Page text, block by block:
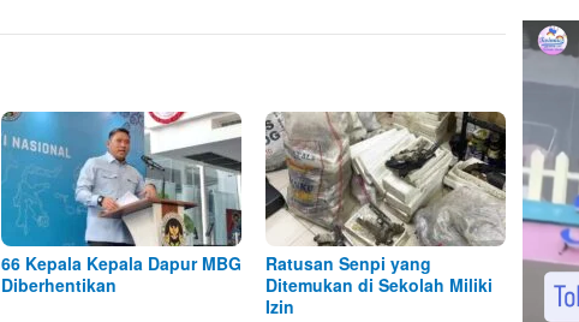
66 Kepala Kepala Dapur MBG
Diberhentikan
Ratusan Senpi yang
Ditemukan di Sekolah Miliki
Izin